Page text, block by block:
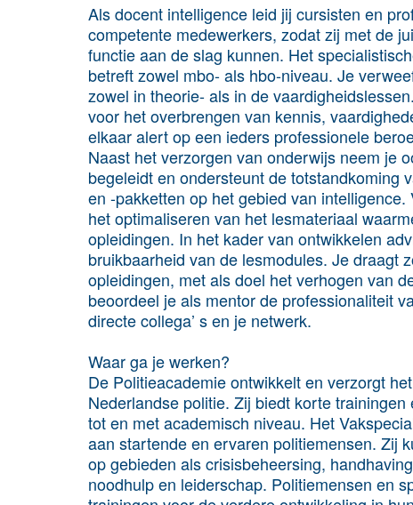
Als docent intelligence leid jij cursisten en
competente medewerkers, zodat zij met de
functie aan de slag kunnen. Het
betreft zowel mbo- als hbo-niveau. Je
zowel in theorie- als in de
voor het overbrengen van kennis,
elkaar alert op een ieders professionele
Naast het verzorgen van onderwijs neem je
begeleidt en ondersteunt de totstandkoming
en -pakketten op het gebied van
het optimaliseren van het lesmateriaal
opleidingen. In het kader van ontwikkelen
bruikbaarheid van de lesmodules. Je draagt
opleidingen, met als doel het verhogen van
beoordeel je als mentor de professionaliteit
directe collega’ s en je netwerk.
Waar ga je werken?
De Politieacademie ontwikkelt en verzorgt
Nederlandse politie. Zij biedt korte
tot en met academisch niveau. Het
aan startende en ervaren politiemensen. Zij
op gebieden als crisisbeheersing,
noodhulp en leiderschap. Politiemensen en